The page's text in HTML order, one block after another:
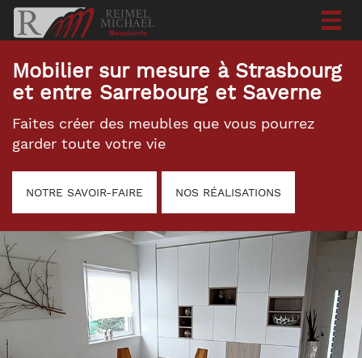
Mobilier sur mesure à Strasbourg
et entre Sarrebourg et Saverne
Faites créer des meubles que vous pourrez
garder toute votre vie
NOTRE SAVOIR-FAIRE NOS RÉALISATIONS